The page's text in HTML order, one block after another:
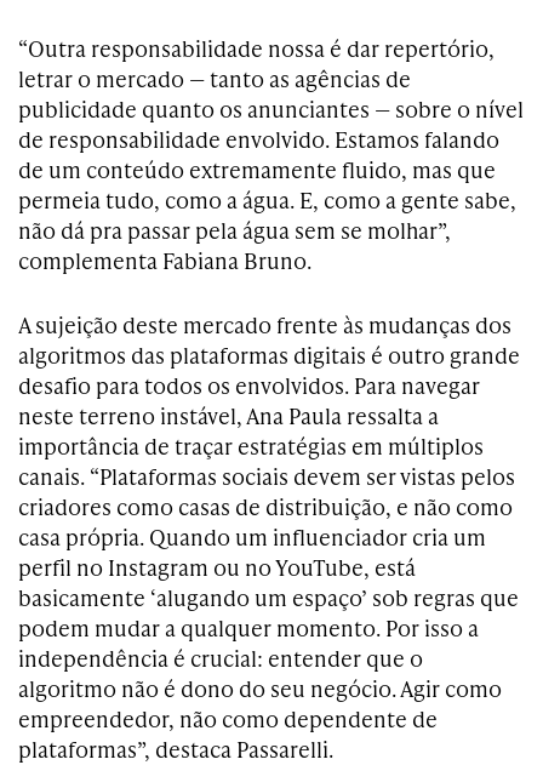
“Outra responsabilidade nossa é dar repertório,
letrar o mercado — tanto as agências de
publicidade quanto os anunciantes — sobre o nível
de responsabilidade envolvido. Estamos falando
de um conteúdo extremamente fluido, mas que
permeia tudo, como a água. E, como a gente sabe,
não dá pra passar pela água sem se molhar”,
complementa Fabiana Bruno.
A sujeição deste mercado frente às mudanças dos
algoritmos das plataformas digitais é outro grande
desafio para todos os envolvidos. Para navegar
neste terreno instável, Ana Paula ressalta a
importância de traçar estratégias em múltiplos
canais. “Plataformas sociais devem ser vistas pelos
criadores como casas de distribuição, e não como
casa própria. Quando um influenciador cria um
perfil no Instagram ou no YouTube, está
basicamente ‘alugando um espaço’ sob regras que
podem mudar a qualquer momento. Por isso a
independência é crucial: entender que o
algoritmo não é dono do seu negócio. Agir como
empreendedor, não como dependente de
plataformas”, destaca Passarelli.